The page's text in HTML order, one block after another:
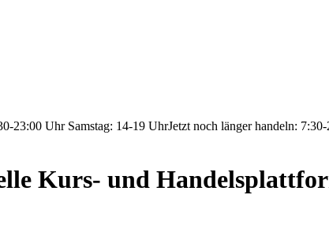
23:00 Uhr Samstag: 14-19 UhrJetzt noch länger handeln:
Kurs- und